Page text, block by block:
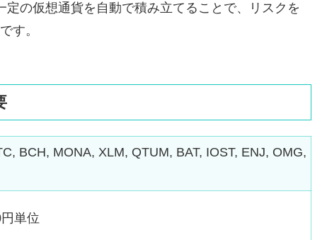
の仮想通貨を自動で積み立てることで、リスクを
す。
BCH, MONA, XLM, QTUM, BAT, IOST, ENJ, OMG,
単位